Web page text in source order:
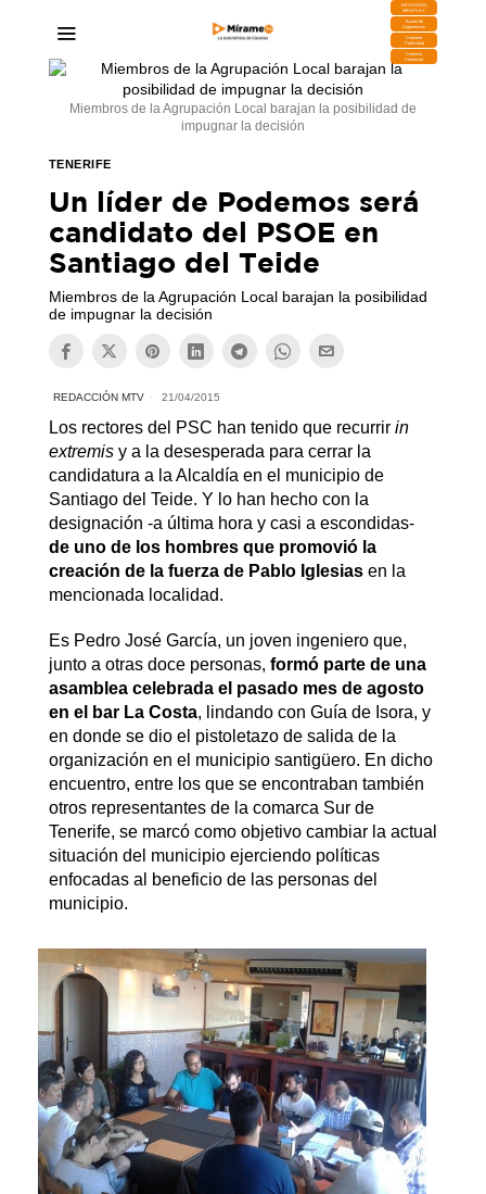
DESCARGA
MIRAPLAY
Buzón de
Sugerencias
Contratar
Publicidad
Contacto
Comercial
Miembros de la Agrupación Local barajan la posibilidad de
impugnar la decisión
TENERIFE
Un líder de Podemos será
candidato del PSOE en
Santiago del Teide
Miembros de la Agrupación Local barajan la posibilidad
de impugnar la decisión
REDACCIÓN MTV 21/04/2015
Los rectores del PSC han tenido que recurrir in
extremisy a la desesperada para cerrar la
candidatura a la Alcaldía en el municipio de
Santiago del Teide. Y lo han hecho con la
designación -a última hora y casi a escondidas-
de uno de los hombres que promovió la
creación de la fuerza de Pablo Iglesiasen la
mencionada localidad.
Es Pedro José García, un joven ingeniero que,
junto a otras doce personas, formó parte de una
asamblea celebrada el pasado mes de agosto
en el bar La Costa, lindando con Guía de Isora, y
en donde se dio el pistoletazo de salida de la
organización en el municipio santigüero. En dicho
encuentro, entre los que se encontraban también
otros representantes de la comarca Sur de
Tenerife, se marcó como objetivo cambiar la actual
situación del municipio ejerciendo políticas
enfocadas al beneficio de las personas del
municipio.